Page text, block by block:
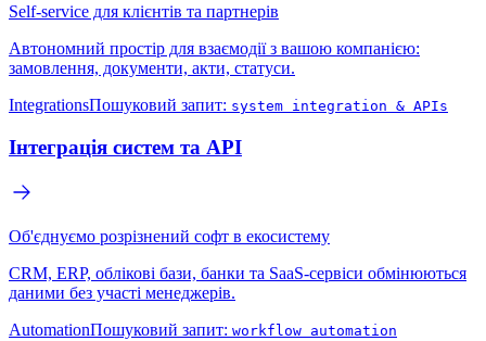
Self-service для клієнтів та партнерів
Автономний простір для взаємодії з вашою компанією:
замовлення, документи, акти, статуси.
IntegrationsПошуковий запит: system integration & APIs
Інтеграція систем та API
Об'єднуємо розрізнений софт в екосистему
CRM, ERP, облікові бази, банки та SaaS-сервіси обмінюються
даними без участі менеджерів.
AutomationПошуковий запит: workflow automation